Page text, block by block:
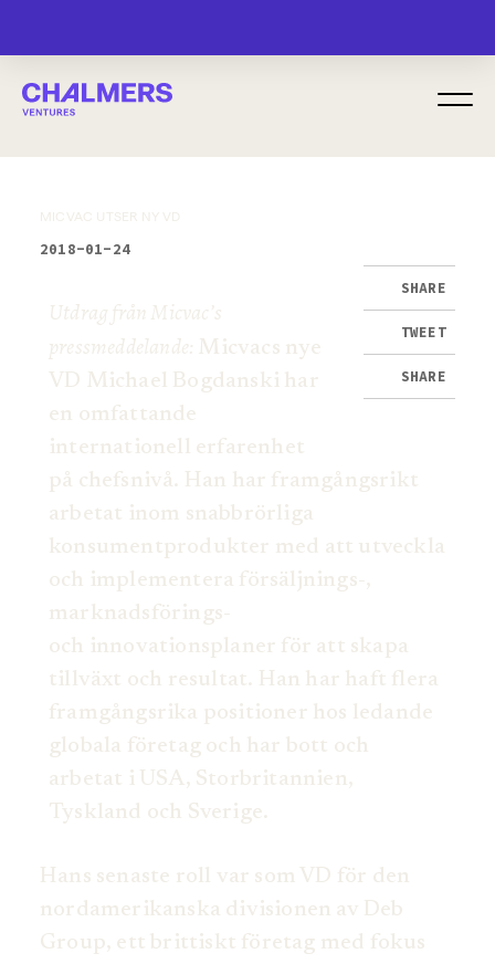
MICVAC UTSER NY VD
2018-01-24
SHARE
TWEET
SHARE
Utdrag från Micvac’s
pressmeddelande: Micvacs nye
VD Michael Bogdanski har
en omfattande
internationell erfarenhet
på chefsnivå. Han har framgångsrikt
arbetat inom snabbrörliga
konsumentprodukter med att utveckla
och implementera försäljnings-,
marknadsförings-
och innovationsplaner för att skapa
tillväxt och resultat. Han har haft flera
framgångsrika positioner hos ledande
globala företag och har bott och
arbetat i USA, Storbritannien,
Tyskland och Sverige.
Hans senaste roll var som VD för den
nordamerikanska divisionen av Deb
Group, ett brittiskt företag med fokus